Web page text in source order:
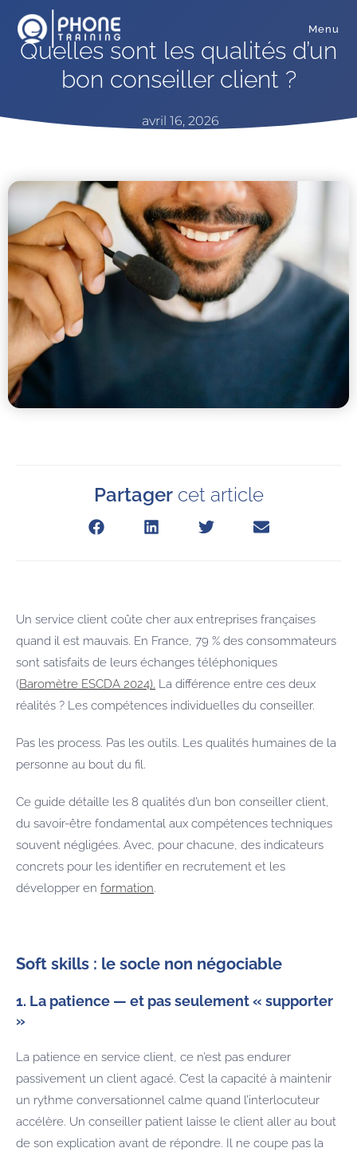
Menu
Quelles sont les qualités d’un
bon conseiller client ?
avril 16, 2026
Partagercet article
Un service client coûte cher aux entreprises françaises
quand il est mauvais. En France, 79 % des consommateurs
sont satisfaits de leurs échanges téléphoniques
(Baromètre ESCDA 2024). La différence entre ces deux
réalités ? Les compétences individuelles du conseiller.
Pas les process. Pas les outils. Les qualités humaines de la
personne au bout du fil.
Ce guide détaille les 8 qualités d’un bon conseiller client,
du savoir-être fondamental aux compétences techniques
souvent négligées. Avec, pour chacune, des indicateurs
concrets pour les identifier en recrutement et les
développer en formation.
Soft skills : le socle non négociable
1. La patience — et pas seulement « supporter
»
La patience en service client, ce n’est pas endurer
passivement un client agacé. C’est la capacité à maintenir
un rythme conversationnel calme quand l’interlocuteur
accélère. Un conseiller patient laisse le client aller au bout
de son explication avant de répondre. Il ne coupe pas la